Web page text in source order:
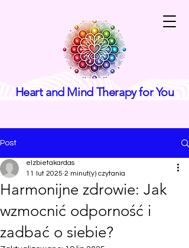
Heart and Mind Therapy for You
Post
Harmonijne zdrowie: Jak
wzmocnić odporność i
zadbać o siebie?
elzbietakardas
11 lut 2025 2 minut(y) czytania